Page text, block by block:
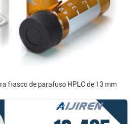
frasco de parafuso HPLC de 13 mm